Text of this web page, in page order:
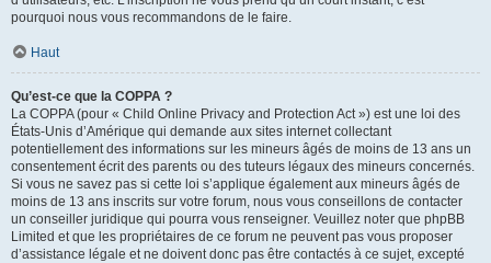
pourquoi nous vous recommandons de le faire.
Haut
Qu’est-ce que la COPPA ?
La COPPA (pour « Child Online Privacy and Protection Act ») est une loi des
États-Unis d’Amérique qui demande aux sites internet collectant
potentiellement des informations sur les mineurs âgés de moins de 13 ans un
consentement écrit des parents ou des tuteurs légaux des mineurs concernés.
Si vous ne savez pas si cette loi s’applique également aux mineurs âgés de
moins de 13 ans inscrits sur votre forum, nous vous conseillons de contacter
un conseiller juridique qui pourra vous renseigner. Veuillez noter que phpBB
Limited et que les propriétaires de ce forum ne peuvent pas vous proposer
d’assistance légale et ne doivent donc pas être contactés à ce sujet, excepté